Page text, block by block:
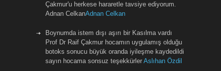
Çakmur'u herkese hararetle tavsiye ediyorum.
Adnan CelkanAdnan Celkan
Boynumda istem dışı aşırı bir Kasılma vardı
Prof Dr Raif Çakmur hocamın uygulamış olduğu
botoks sonucu büyük oranda iyileşme kaydedildi
sayın hocama sonsuz teşekkürler Aslıhan Özdil